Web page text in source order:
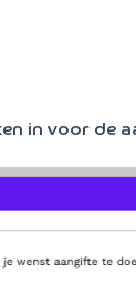
in voor de